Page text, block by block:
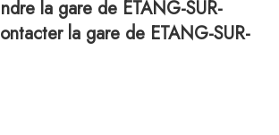
la gare de ETANG-SUR-
la gare de ETANG-SUR-